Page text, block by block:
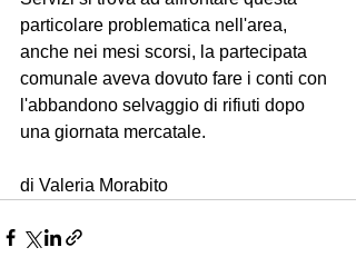
particolare problematica nell'area,
anche nei mesi scorsi, la partecipata
comunale aveva dovuto fare i conti con
l'abbandono selvaggio di rifiuti dopo
una giornata mercatale.
di Valeria Morabito